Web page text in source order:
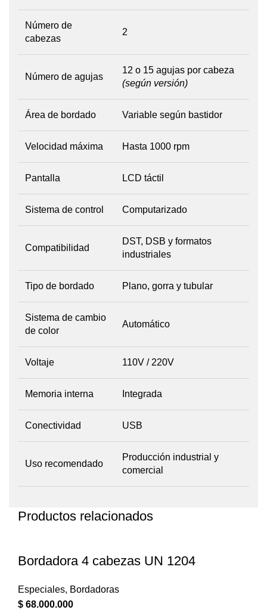
Número de
cabezas
2
Número de agujas
12 o 15 agujas por cabeza
(según versión)
Área de bordado Variable según bastidor
Velocidad máxima Hasta 1000 rpm
Pantalla LCD táctil
Sistema de control Computarizado
Compatibilidad
DST, DSB y formatos
industriales
Tipo de bordado Plano, gorra y tubular
Sistema de cambio
de color
Automático
Voltaje 110V / 220V
Memoria interna Integrada
Conectividad USB
Uso recomendado
Producción industrial y
comercial
Productos relacionados
Bordadora 4 cabezas UN 1204
Especiales, Bordadoras
$ 68.000.000